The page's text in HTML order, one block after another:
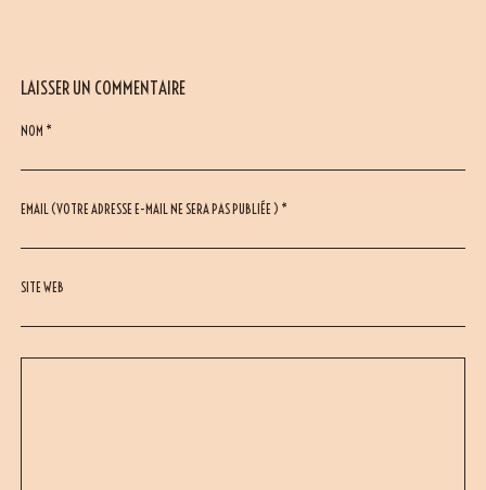
LAISSER UN COMMENTAIRE
NOM *
EMAIL (VOTRE ADRESSE E-MAIL NE SERA PAS PUBLIÉE ) *
SITE WEB